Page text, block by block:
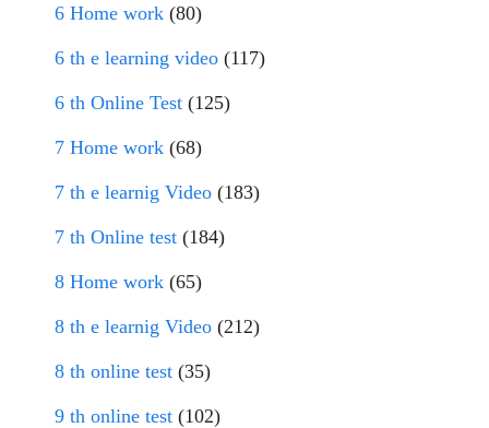
6 Home work (80)
6 th e learning video (117)
6 th Online Test (125)
7 Home work (68)
7 th e learnig Video (183)
7 th Online test (184)
8 Home work (65)
8 th e learnig Video (212)
8 th online test (35)
9 th online test (102)